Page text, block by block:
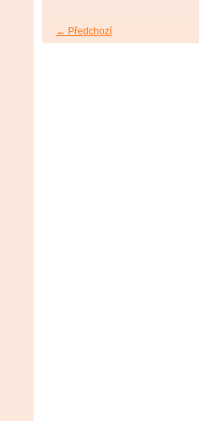
← Předchozí